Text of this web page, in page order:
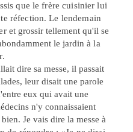
que le frère cuisinier lui
réfection. Le lendemain
et grossir tellement qu'il se
le jardin à la
dire sa messe, il passait
leur disait une parole
eux qui avait une
n'y connaissaient
Je vais dire la messe à